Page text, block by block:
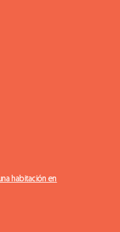
habitación en